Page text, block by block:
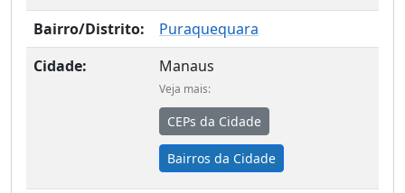
Bairro/Distrito:
Puraquequara
Cidade:
Manaus
Veja mais:
CEPs da Cidade
Bairros da Cidade